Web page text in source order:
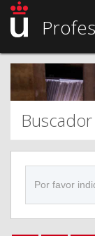
Buscador